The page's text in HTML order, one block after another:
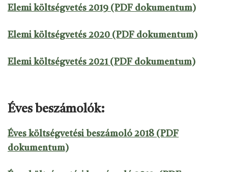
Elemi költségvetés 2019 (PDF dokumentum)
Elemi költségvetés 2020 (PDF dokumentum)
Elemi költségvetés 2021 (PDF dokumentum)
Éves beszámolók:
Éves költségvetési beszámoló 2018 (PDF
dokumentum)